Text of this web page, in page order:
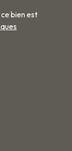
bien est